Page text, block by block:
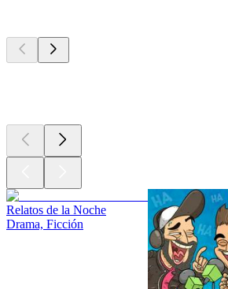
Relatos de la Noche
Drama, Ficción